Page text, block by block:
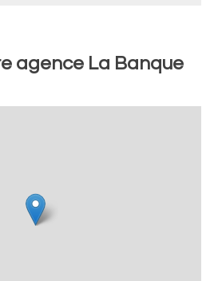
agence La Banque